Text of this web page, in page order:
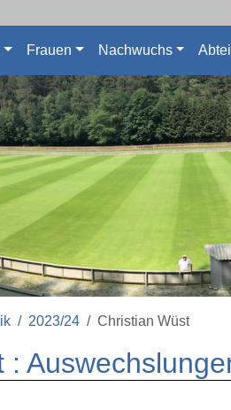
Frauen Nachwuchs
2023/24 Christian Wüst
: